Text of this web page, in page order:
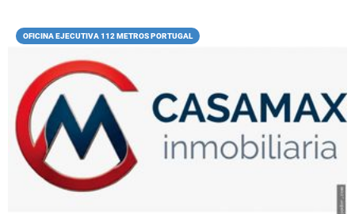
OFICINA EJECUTIVA 112 METROS PORTUGAL